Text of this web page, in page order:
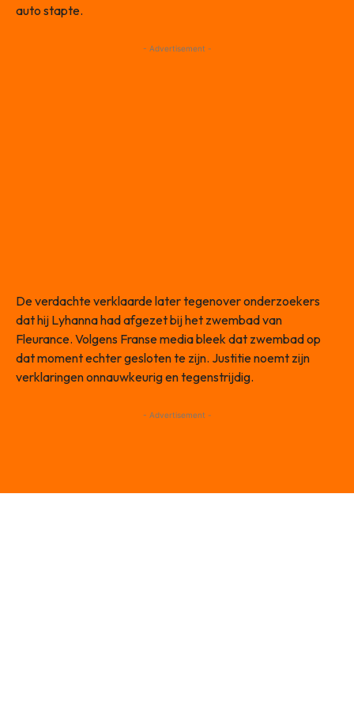
auto stapte.
- Advertisement -
De verdachte verklaarde later tegenover onderzoekers
dat hij Lyhanna had afgezet bij het zwembad van
Fleurance. Volgens Franse media bleek dat zwembad op
dat moment echter gesloten te zijn. Justitie noemt zijn
verklaringen onnauwkeurig en tegenstrijdig.
- Advertisement -